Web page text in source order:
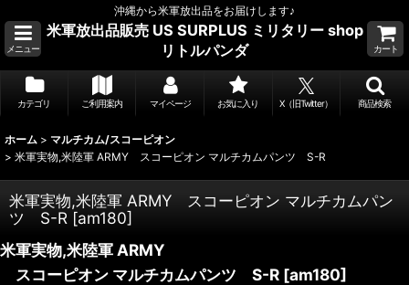
沖縄から米軍放出品をお届けします♪
メニュー
米軍放出品販売 US SURPLUS ミリタリー shop
リトルパンダ
カート
カテゴリ ご利用案内 マイページ お気に入り X（旧Twitter） 商品検索
ホーム > マルチカム/スコーピオン
> 米軍実物,米陸軍 ARMY スコーピオン マルチカムパンツ S-R
米軍実物,米陸軍 ARMY スコーピオン マルチカムパン
ツ S-R [am180]
米軍実物,米陸軍 ARMY
スコーピオン マルチカムパンツ S-R [am180]